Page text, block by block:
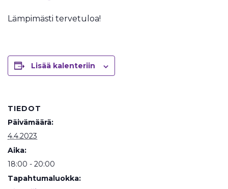
Lämpimästi tervetuloa!
Lisää kalenteriin
TIEDOT
Päivämäärä:
4.4.2023
Aika:
18:00 - 20:00
Tapahtumaluokka: